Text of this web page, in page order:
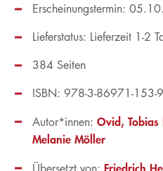
Erscheinungstermin:
Lieferstatus: Lieferzeit 1-2
ISBN: 978-3-86971-153-9
384 Seiten
Autor*innen: Ovid Tobias
Melanie Möller